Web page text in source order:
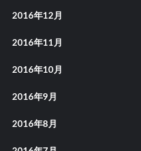
2016年12月
2016年11月
2016年10月
2016年9月
2016年8月